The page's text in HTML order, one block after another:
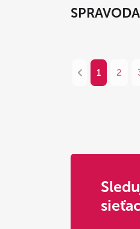
1 2